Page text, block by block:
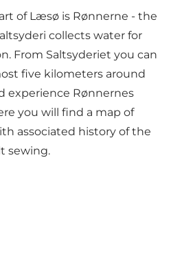
of Læsø is Rønnerne - the
collects water for
From Saltsyderiet you can
five kilometers around
experience Rønnernes
you will find a map of
associated history of the
sewing.